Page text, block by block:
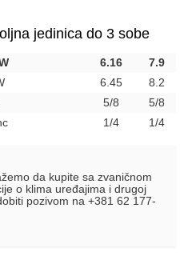
jedinica do 3 sobe
6.16
7.9
6.45
8.2
5/8
5/8
1/4 1/4
da kupite sa zvaničnom
o klima uređajima i drugoj
pozivom na +381 62 177-